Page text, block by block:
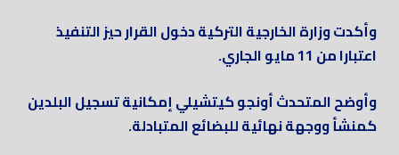
وأكدت وزارة الخارجية التركية دخول القرار حيز التنفيذ
اعتبارا من 11 مايو الجاري.
وأوضح المتحدث أونجو كيتشيلي إمكانية تسجيل البلدين
كمنشأ ووجهة نهائية للبضائع المتبادلة.